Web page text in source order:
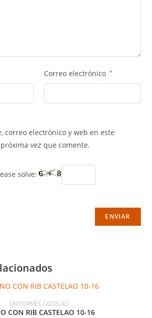
Correo electrónico *
correo electrónico y web en este
vez que comente.
solve:
SELECCIONAR OPCIONES
UNIFORMES CASTELAO
CON RIB CASTELAO 10-16